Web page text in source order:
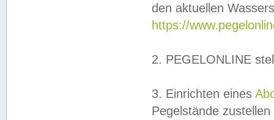
den aktuellen
https://
2. PEGELONLINE
3. Einrichten eines
Pegelstände